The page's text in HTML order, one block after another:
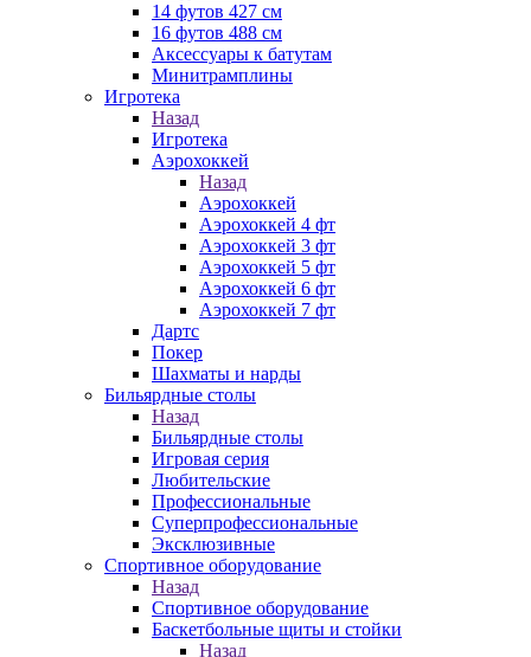
14 футов 427 см
16 футов 488 см
Аксессуары к батутам
Минитрамплины
Игротека
Назад
Игротека
Аэрохоккей
Назад
Аэрохоккей
Аэрохоккей 4 фт
Аэрохоккей 3 фт
Аэрохоккей 5 фт
Аэрохоккей 6 фт
Аэрохоккей 7 фт
Дартс
Покер
Шахматы и нарды
Бильярдные столы
Назад
Бильярдные столы
Игровая серия
Любительские
Профессиональные
Суперпрофессиональные
Эксклюзивные
Спортивное оборудование
Назад
Спортивное оборудование
Баскетбольные щиты и стойки
Назад